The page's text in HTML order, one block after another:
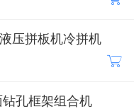
压拼板机冷拼机
孔框架组合机